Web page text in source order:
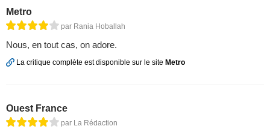
Metro
par Rania Hoballah
Nous, en tout cas, on adore.
La critique complète est disponible sur le site Metro
Ouest France
par La Rédaction